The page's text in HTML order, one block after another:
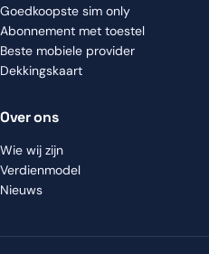
Goedkoopste sim only
Abonnement met toestel
Beste mobiele provider
Dekkingskaart
Over ons
Wie wij zijn
Verdienmodel
Nieuws